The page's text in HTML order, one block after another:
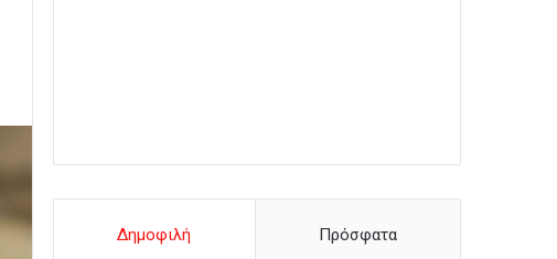
Δημοφιλή Πρόσφατα